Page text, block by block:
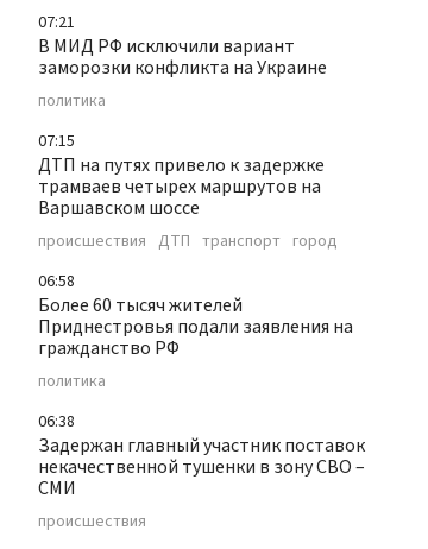
07:21
В МИД РФ исключили вариант
заморозки конфликта на Украине
политика
07:15
ДТП на путях привело к задержке
трамваев четырех маршрутов на
Варшавском шоссе
происшествия ДТП транспорт город
06:58
Более 60 тысяч жителей
Приднестровья подали заявления на
гражданство РФ
политика
06:38
Задержан главный участник поставок
некачественной тушенки в зону СВО –
СМИ
происшествия